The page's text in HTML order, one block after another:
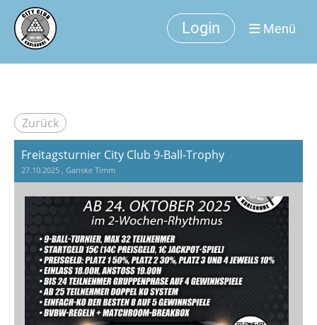
Login Menü
Zurück
Freitagsturnier City Club 9-Ball-Trophy
27.10.2025 , Ganske Timm